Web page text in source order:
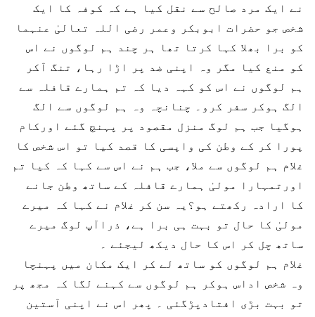
نے ایک مرد صالح سے نقل کیا ہے کہ کوفہ کا ایک
شخص جو حضرات ابوبکر وعمر رضی اللہ تعالیٰ عنہما
کو برا بھلا کہا کرتا تھا ہر چند ہم لوگوں نے اس
کو منع کیا مگر وہ اپنی ضد پر اڑا رہا، تنگ آکر
ہم لوگوں نے اس کو کہہ دیا کہ تم ہمارے قافلہ سے
الگ ہوکر سفر کرو۔ چنانچہ وہ ہم لوگوں سے الگ
ہوگیا جب ہم لوگ منزل مقصود پر پہنچ گئے اورکام
پورا کر کے وطن کی واپسی کا قصد کیا تو اس شخص کا
غلام ہم لوگوں سے ملا، جب ہم نے اس سے کہا کہ کیا تم
اورتمہارا مولیٰ ہمارے قافلہ کے ساتھ وطن جانے
کا ارادہ رکھتے ہو؟یہ سن کر غلام نے کہا کہ میرے
مولیٰ کا حال تو بہت ہی برا ہے، ذراآپ لوگ میرے
ساتھ چل کر اس کا حال دیکھ لیجئے ۔
غلام ہم لوگوں کو ساتھ لے کر ایک مکان میں پہنچا
وہ شخص اداس ہوکر ہم لوگوں سے کہنے لگا کہ مجھ پر
تو بہت بڑی افتادپڑگئی ۔ پھر اس نے اپنی آستین